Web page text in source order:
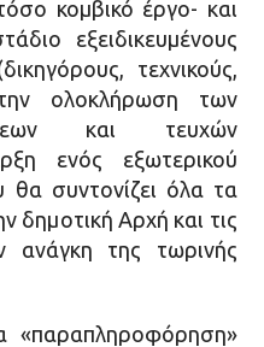
κομβικό έργο- και
εξειδικευμένους
τεχνικούς,
ολοκλήρωση των
και τευχών
ενός εξωτερικού
θα συντονίζει όλα τα
δημοτική Αρχή και τις
ανάγκη της τωρινής
«παραπληροφόρηση»